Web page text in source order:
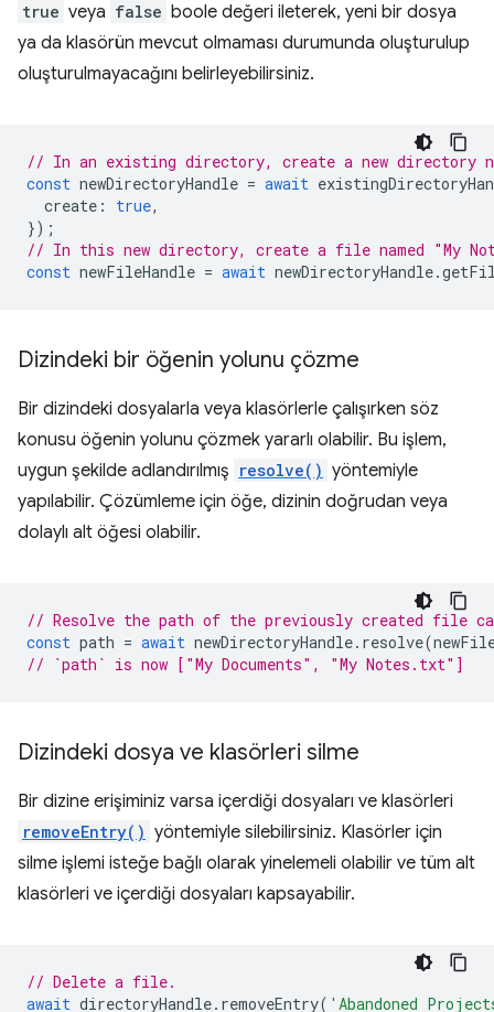
true veya false boole değeri ileterek, yeni bir dosya
ya da klasörün mevcut olmaması durumunda oluşturulup
oluşturulmayacağını belirleyebilirsiniz.
// In an existing directory, create a new directory
const newDirectoryHandle = await
create : true,
});
// In this new directory, create a file named "My
const newFileHandle = await newDirectoryHandle.
Dizindeki bir öğenin yolunu çözme
Bir dizindeki dosyalarla veya klasörlerle çalışırken söz
konusu öğenin yolunu çözmek yararlı olabilir. Bu işlem,
uygun şekilde adlandırılmış resolve() yöntemiyle
yapılabilir. Çözümleme için öğe, dizinin doğrudan veya
dolaylı alt öğesi olabilir.
// Resolve the path of the previously created file
const path = await newDirectoryHandle. resolve(
// `path` is now ["My Documents", "My Notes.txt"]
Dizindeki dosya ve klasörleri silme
Bir dizine erişiminiz varsa içerdiği dosyaları ve klasörleri
removeEntry() yöntemiyle silebilirsiniz. Klasörler için
silme işlemi isteğe bağlı olarak yinelemeli olabilir ve tüm alt
klasörleri ve içerdiği dosyaları kapsayabilir.
// Delete a file.
await directoryHandle. removeEntry( 'Abandoned